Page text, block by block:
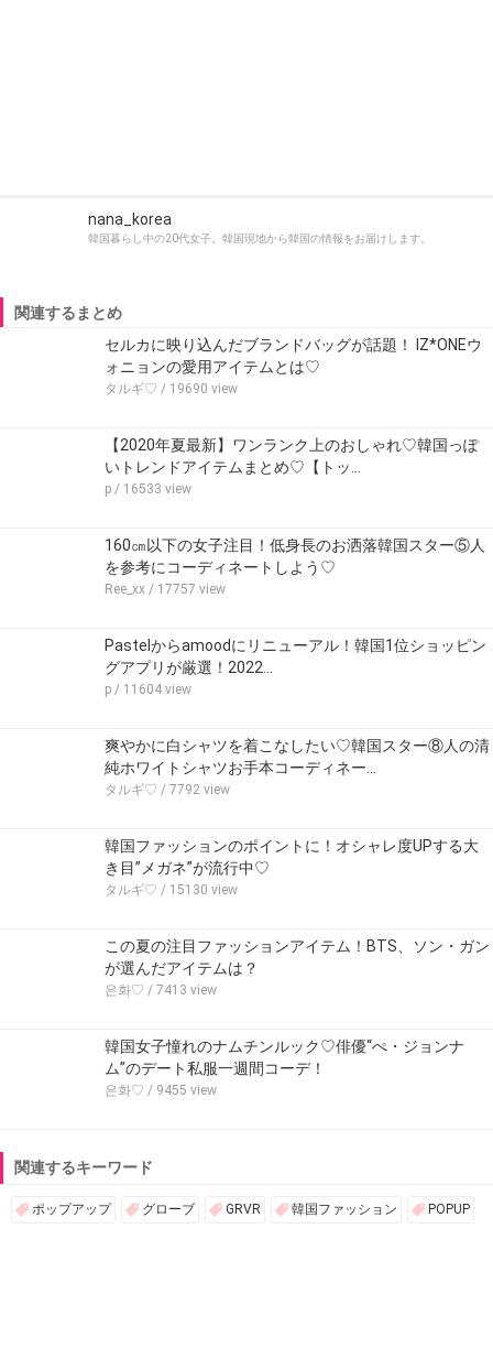
nana_korea
韓国暮らし中の20代女子。韓国現地から韓国の情報をお届けします。
関連するまとめ
セルカに映り込んだブランドバッグが話題！ IZ*ONEウ
ォニョンの愛用アイテムとは♡
タルギ♡ / 19690 view
【2020年夏最新】ワンランク上のおしゃれ♡韓国っぽ
いトレンドアイテムまとめ♡【トッ…
p / 16533 view
160㎝以下の女子注目！低身長のお洒落韓国スター⑤人
を参考にコーディネートしよう♡
Ree_xx / 17757 view
Pastelからamoodにリニューアル！韓国1位ショッピン
グアプリが厳選！2022…
p / 11604 view
爽やかに白シャツを着こなしたい♡韓国スター⑧人の清
純ホワイトシャツお手本コーディネー…
タルギ♡ / 7792 view
韓国ファッションのポイントに！オシャレ度UPする大
き目”メガネ”が流行中♡
タルギ♡ / 15130 view
この夏の注目ファッションアイテム！BTS、ソン・ガン
が選んだアイテムは？
은화♡ / 7413 view
韓国女子憧れのナムチンルック♡俳優“ぺ・ジョンナ
ム”のデート私服一週間コーデ！
은화♡ / 9455 view
関連するキーワード
ポップアップ グローブ GRVR 韓国ファッション POPUP